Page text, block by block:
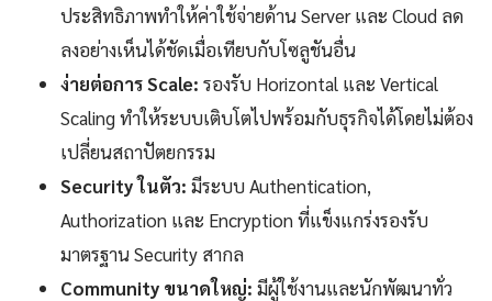
ประสิทธิภาพทำให้ค่าใช้จ่ายด้าน Server และ Cloud ลด
ลงอย่างเห็นได้ชัดเมื่อเทียบกับโซลูชันอื่น
ง่ายต่อการ Scale: รองรับ Horizontal และ Vertical
Scaling ทำให้ระบบเติบโตไปพร้อมกับธุรกิจได้โดยไม่ต้อง
เปลี่ยนสถาปัตยกรรม
Security ในตัว: มีระบบ Authentication,
Authorization และ Encryption ที่แข็งแกร่งรองรับ
มาตรฐาน Security สากล
Community ขนาดใหญ่: มีผู้ใช้งานและนักพัฒนาทั่ว